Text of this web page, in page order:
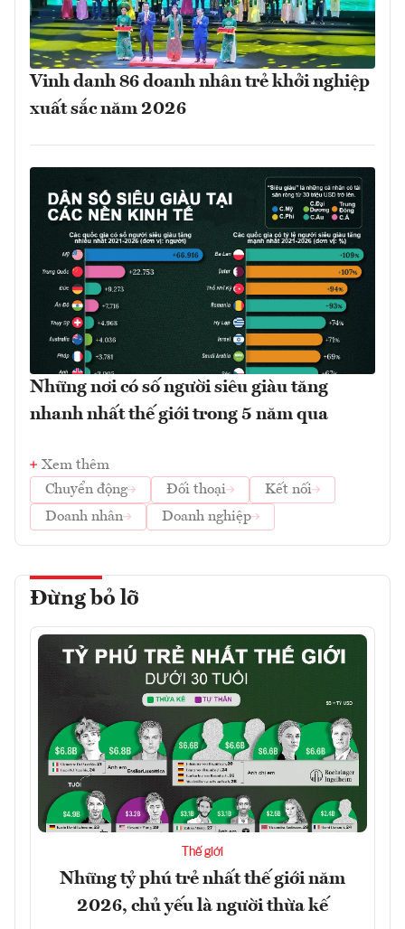
Vinh danh 86 doanh nhân trẻ khởi nghiệp
xuất sắc năm 2026
Những nơi có số người siêu giàu tăng
nhanh nhất thế giới trong 5 năm qua
Xem thêm
Chuyển động
Đối thoại
Kết nối
Doanh nhân
Doanh nghiệp
Đừng bỏ lỡ
Thế giới
Những tỷ phú trẻ nhất thế giới năm
2026, chủ yếu là người thừa kế